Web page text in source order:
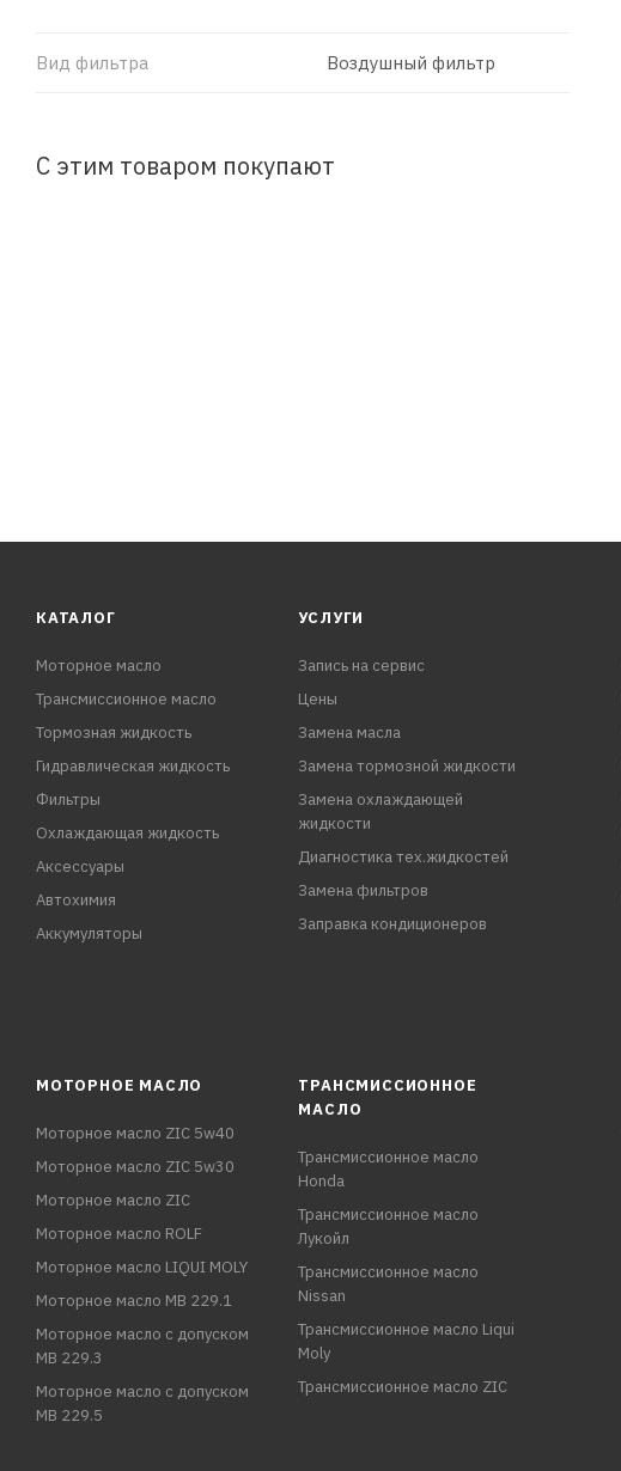
Вид фильтра Воздушный фильтр
С этим товаром покупают
КАТАЛОГ
Моторное масло
Трансмиссионное масло
Тормозная жидкость
Гидравлическая жидкость
Фильтры
Охлаждающая жидкость
Аксессуары
Автохимия
Аккумуляторы
УСЛУГИ
Запись на сервис
Цены
Замена масла
Замена тормозной жидкости
Замена охлаждающей
жидкости
Диагностика тех.жидкостей
Замена фильтров
Заправка кондиционеров
МОТОРНОЕ МАСЛО
Моторное масло ZIC 5w40
Моторное масло ZIC 5w30
Моторное масло ZIC
Моторное масло ROLF
Моторное масло LIQUI MOLY
Моторное масло MB 229.1
Моторное масло с допуском
MB 229.3
Моторное масло с допуском
MB 229.5
ТРАНСМИССИОННОЕ
МАСЛО
Трансмиссионное масло
Honda
Трансмиссионное масло
Лукойл
Трансмиссионное масло
Nissan
Трансмиссионное масло Liqui
Moly
Трансмиссионное масло ZIC